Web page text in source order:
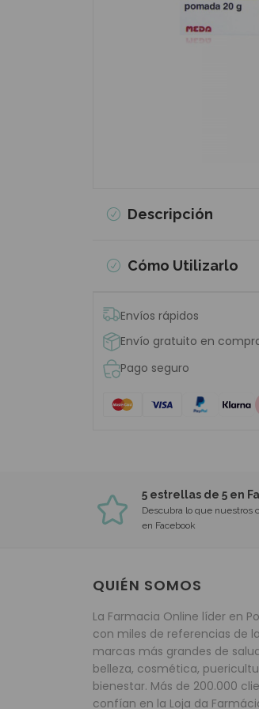
Descripción
Cómo Utilizarlo
Envíos rápidos
Envío gratuito en
Pago seguro
5 estrellas de 5 en
Descubra lo que nuestros
en Facebook
QUIÉN SOMOS
La Farmacia Online líder en
con miles de referencias de
marcas más grandes de
belleza, cosmética,
bienestar. Más de 200.000
confían en la Loja da